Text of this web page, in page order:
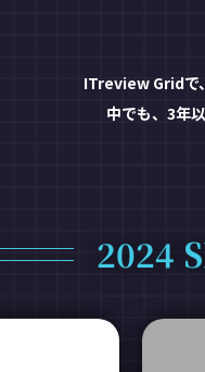
ITreview Gridで、
中でも、3年
2024